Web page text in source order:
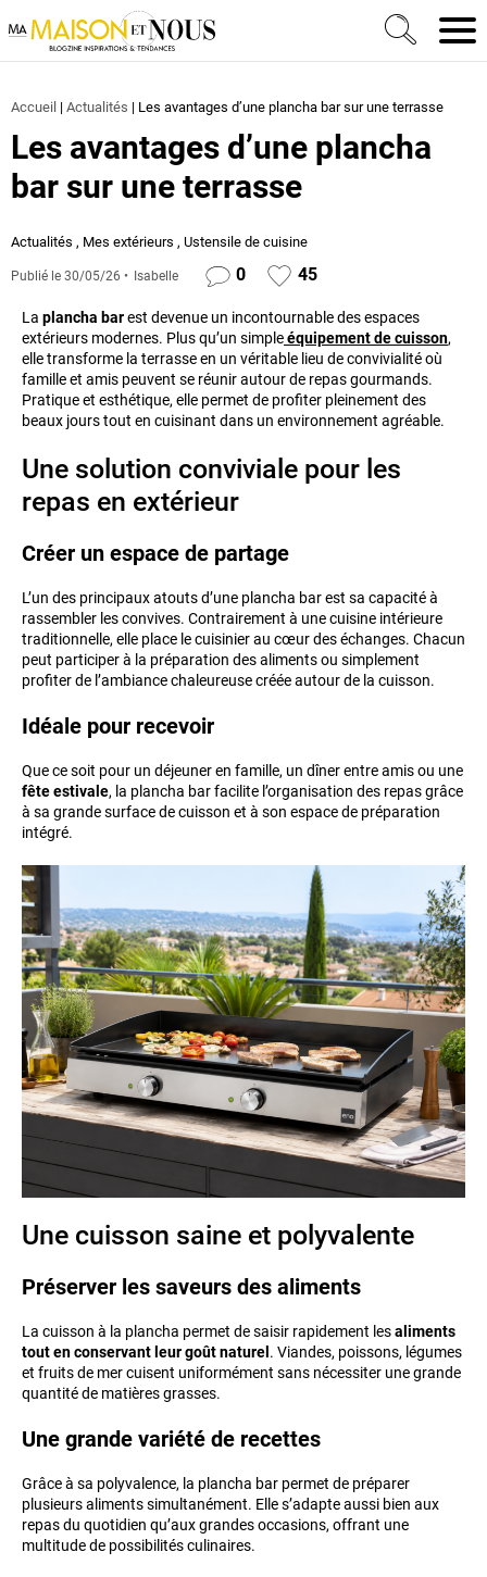
Ma Maison et Nous Construction, rénovation &
Accueil | Actualités | Les avantages d’une plancha bar sur une terrasse
Les avantages d’une plancha
bar sur une terrasse
Actualités , Mes extérieurs , Ustensile de cuisine
Publié le 30/05/26 Isabelle 0 45
La plancha barest devenue un incontournable des espaces
extérieurs modernes. Plus qu’un simpleéquipement de cuisson,
elle transforme la terrasse en un véritable lieu de convivialité où
famille et amis peuvent se réunir autour de repas gourmands.
Pratique et esthétique, elle permet de profiter pleinement des
beaux jours tout en cuisinant dans un environnement agréable.
Une solution conviviale pour les
repas en extérieur
Créer un espace de partage
L’un des principaux atouts d’une plancha bar est sa capacité à
rassembler les convives. Contrairement à une cuisine intérieure
traditionnelle, elle place le cuisinier au cœur des échanges. Chacun
peut participer à la préparation des aliments ou simplement
profiter de l’ambiance chaleureuse créée autour de la cuisson.
Idéale pour recevoir
Que ce soit pour un déjeuner en famille, un dîner entre amis ou une
fête estivale, la plancha bar facilite l’organisation des repas grâce
à sa grande surface de cuisson et à son espace de préparation
intégré.
Une cuisson saine et polyvalente
Préserver les saveurs des aliments
La cuisson à la plancha permet de saisir rapidement lesaliments
tout en conservant leur goût naturel . Viandes, poissons, légumes
et fruits de mer cuisent uniformément sans nécessiter une grande
quantité de matières grasses.
Une grande variété de recettes
Grâce à sa polyvalence, la plancha bar permet de préparer
plusieurs aliments simultanément. Elle s’adapte aussi bien aux
repas du quotidien qu’aux grandes occasions, offrant une
multitude de possibilités culinaires.